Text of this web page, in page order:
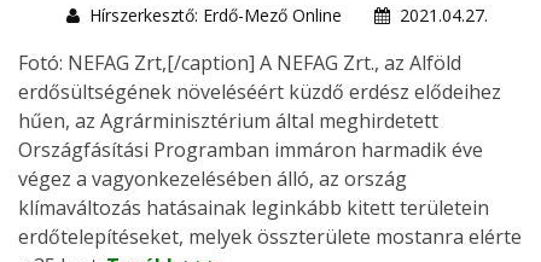
Hírszerkesztő: Erdő-Mező Online
2021.04.27.
Fotó: NEFAG Zrt,[/caption] A NEFAG Zrt., az Alföld
erdősültségének növeléséért küzdő erdész elődeihez
hűen, az Agrárminisztérium által meghirdetett
Országfásítási Programban immáron harmadik éve
végez a vagyonkezelésében álló, az ország
klímaváltozás hatásainak leginkább kitett területein
erdőtelepítéseket, melyek összterülete mostanra elérte